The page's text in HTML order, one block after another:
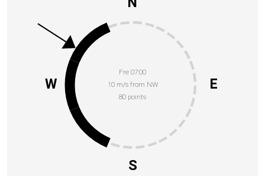
Fre 07:00
10 m/s from NW
80 points
E
S
W